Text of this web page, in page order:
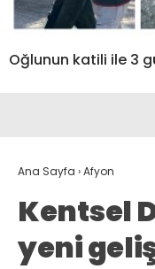
Oğlunun katili ile 3
Ana Sayfa ›Afyon
Kentsel
yeni